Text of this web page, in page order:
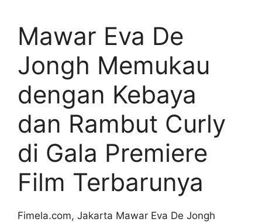
Mawar Eva De
Jongh Memukau
dengan Kebaya
dan Rambut Curly
di Gala Premiere
Film Terbarunya
Fimela.com, Jakarta Mawar Eva De Jongh